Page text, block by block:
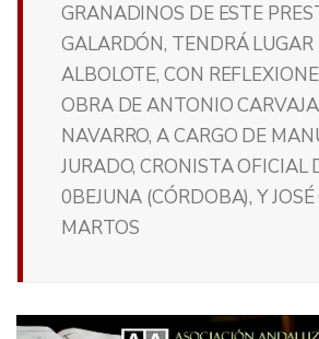
GRANADINOS DE ESTE
GALARDÓN, TENDRÁ LUGAR
ALBOLOTE, CON
OBRA DE ANTONIO
NAVARRO, A CARGO DE
JURADO, CRONISTA OFICIAL
0BEJUNA (CÓRDOBA), Y
MARTOS